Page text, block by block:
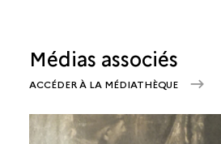
Médias associés
ACCÉDER À LA MÉDIATHÈQUE